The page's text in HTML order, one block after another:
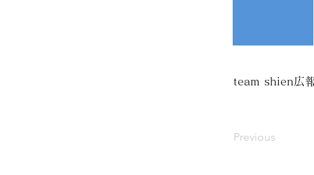
team shien広
Previous